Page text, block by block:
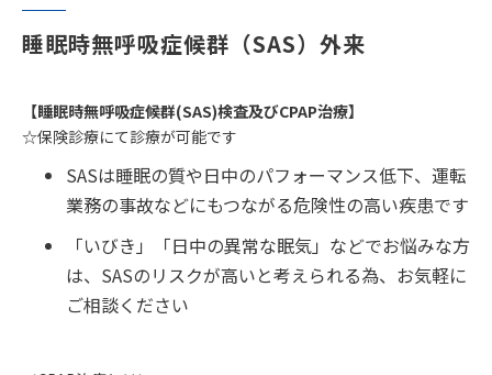
睡眠時無呼吸症候群（SAS）外来
【睡眠時無呼吸症候群(SAS)検査及びCPAP治療】
☆保険診療にて診療が可能です
SASは睡眠の質や日中のパフォーマンス低下、運転
業務の事故などにもつながる危険性の高い疾患です
「いびき」「日中の異常な眠気」などでお悩みな方
は、SASのリスクが高いと考えられる為、お気軽に
ご相談ください